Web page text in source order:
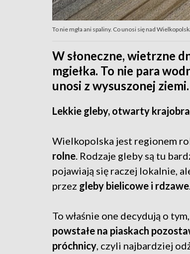
To nie mgła ani spaliny. Co unosi się nad
W słoneczne, wietrzne
mgiełka. To nie para
unosi z wysuszonej ziemi.
Lekkie gleby, otwarty
Wielkopolska jest regionem
rolne. Rodzaje gleby są tu
pojawiają się raczej lokalnie,
przez gleby bielicowe i rdzawe
To właśnie one decydują o
powstałe na piaskach
próchnicy, czyli najbardziej